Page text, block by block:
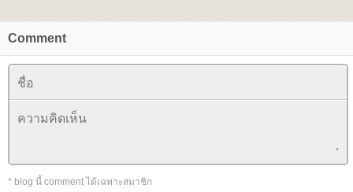
Comment
* blog นี้ comment ได้เฉพาะสมาชิก